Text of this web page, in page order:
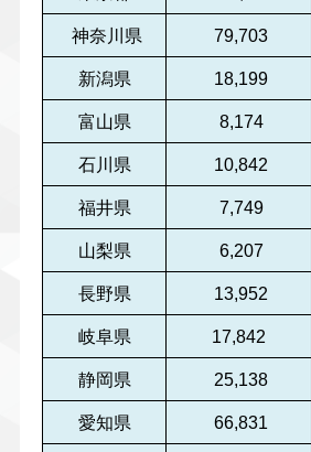
神奈川県 79,703
新潟県 18,199
富山県 8,174
石川県 10,842
福井県 7,749
山梨県 6,207
長野県 13,952
岐阜県 17,842
静岡県 25,138
愛知県 66,831